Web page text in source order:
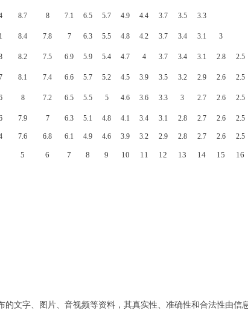
8.7 8 7.1 6.5 5.7 4.9 4.4 3.7 3.5 3.3
8.4 7.8 7 6.3 5.5 4.8 4.2 3.7 3.4 3.1 3
8.2 7.5 6.9 5.9 5.4 4.7 4 3.7 3.4 3.1 2.8 2.5
8.1 7.4 6.6 5.7 5.2 4.5 3.9 3.5 3.2 2.9 2.6 2.5
8 7.2 6.5 5.5 5 4.6 3.6 3.3 3 2.7 2.6 2.5
7.9 7 6.3 5.1 4.8 4.1 3.4 3.1 2.8 2.7 2.6 2.5
7.6 6.8 6.1 4.9 4.6 3.9 3.2 2.9 2.8 2.7 2.6 2.5
5 6 7 8 9 10 11 12 13 14 15 16
的文字、图片、音视频等资料，其真实性、准确性和合法性由信